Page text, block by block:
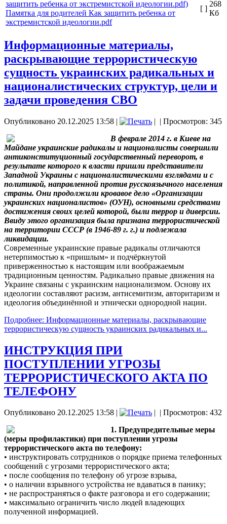
Памятка для родителей Как защитить ребенка от
экстремистской идеологии.pdf
[ ]
268
Кб
Информационные материалы,
раскрывающие террористическую
сущность украинских радикальных и
националистических структур, цели и
задачи проведения СВО
Опубликовано 20.12.2025 13:58 | | | Просмотров: 345
В феврале 2014 г. в Киеве на
Майдане украинские радикалы и националисты совершили
антиконституционный государственный переворот, в
результате которого к власти пришли представители
Западной Украины с националистическими взглядами и с
политикой, направленной против русскоязычного населения
страны. Они продолжили кровавое дело «Организации
украинских националистов» (ОУН), основными средствами
достижения своих целей которой, были террор и диверсии.
Ввиду этого организация была признана террористической
на территории СССР (в 1946-89 г. г.) и подлежала
ликвидации.
Современные украинские правые радикалы отличаются
нетерпимостью к «пришлым» и подчёркнутой
приверженностью к настоящим или воображаемым
традиционным ценностям. Радикально правые движения на
Украине связаны с украинским национализмом. Основу их
идеологии составляют расизм, антисемитизм, авторитаризм и
идеология объединённой и этнически однородной нации.
Подробнее: Информационные материалы, раскрывающие
террористическую сущность украинских радикальных и...
ИНСТРУКЦИЯ ПРИ
ПОСТУПЛЕНИИ УГРОЗЫ
ТЕРРОРИСТИЧЕСКОГО АКТА ПО
ТЕЛЕФОНУ
Опубликовано 20.12.2025 13:58 | | | Просмотров: 432
1. Предупредительные меры
(меры профилактики) при поступлении угрозы
террористического акта по телефону:
• инструктировать сотрудников о порядке приема телефонных
сообщений с угрозами террористического акта;
• после сообщения по телефону об угрозе взрыва,
• о наличии взрывного устройства не вдаваться в панику;
• не распространяться о факте разговора и его содержании;
• максимально ограничить число людей владеющих
полученной информацией.